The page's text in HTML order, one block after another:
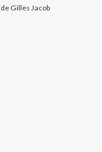
Gilles Jacob